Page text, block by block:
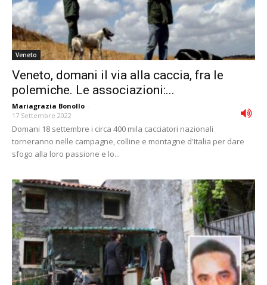
Veneto
Veneto, domani il via alla caccia, fra le
polemiche. Le associazioni:...
Mariagrazia Bonollo -
17 Settembre 2022
Domani 18 settembre i circa 400 mila cacciatori nazionali
torneranno nelle campagne, colline e montagne d'Italia per dare
sfogo alla loro passione e lo...